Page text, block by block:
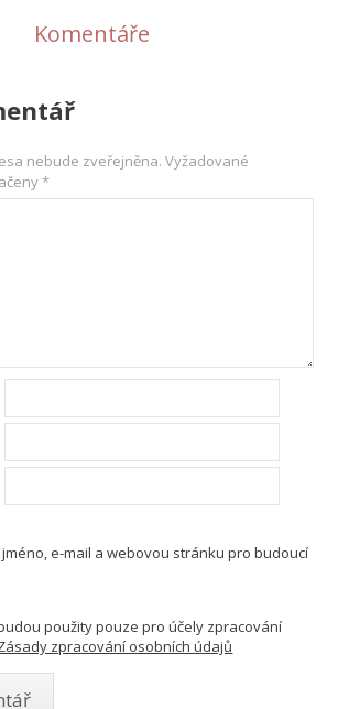
Komentáře
nebude zveřejněna. Vyžadované
*
e-mail a webovou stránku pro budoucí
použity pouze pro účely zpracování
zpracování osobních údajů